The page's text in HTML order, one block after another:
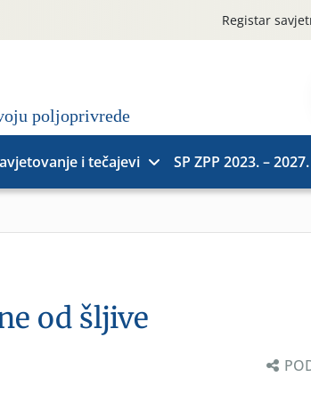
Registar
i tečajevi SP ZPP 2023. – 2027.
od šljive